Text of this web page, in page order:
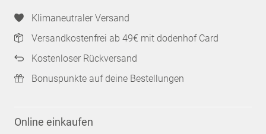
Klimaneutraler Versand
Versandkostenfrei ab 49€ mit dodenhof Card
Kostenloser Rückversand
Bonuspunkte auf deine Bestellungen
Online einkaufen